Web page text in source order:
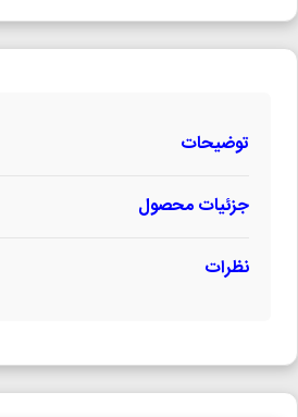
توضیحات
جزئیات محصول
نظرات